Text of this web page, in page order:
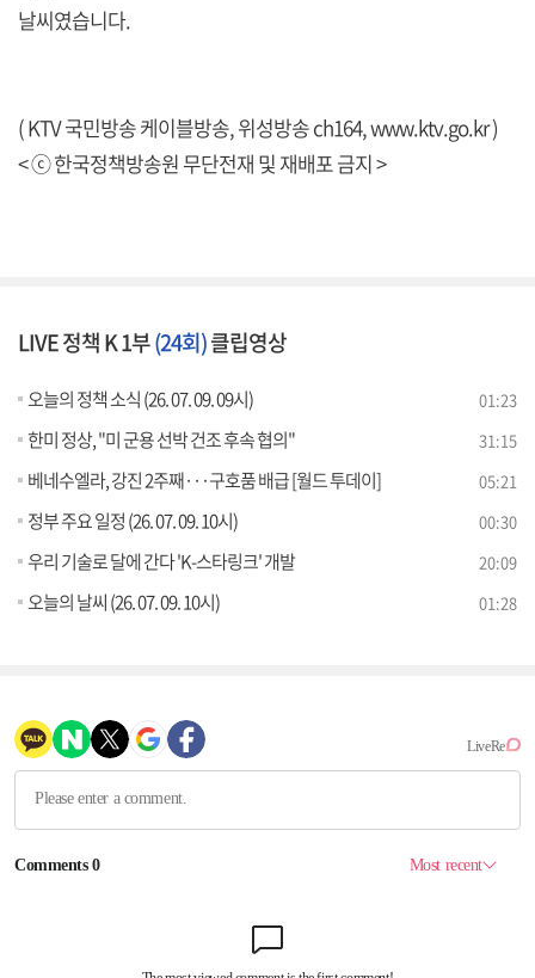
날씨였습니다.
( KTV 국민방송 케이블방송, 위성방송 ch164,www.ktv.go.kr)
< ⓒ 한국정책방송원 무단전재 및 재배포 금지 >
LIVE 정책 K 1부(24회)클립영상
오늘의 정책 소식 (26. 07. 09. 09시) 01:23
한미 정상, "미 군용 선박 건조 후속 협의" 31:15
베네수엘라, 강진 2주째···구호품 배급 [월드 투데이] 05:21
정부 주요 일정 (26. 07. 09. 10시) 00:30
우리 기술로 달에 간다 'K-스타링크' 개발 20:09
오늘의 날씨 (26. 07. 09. 10시) 01:28